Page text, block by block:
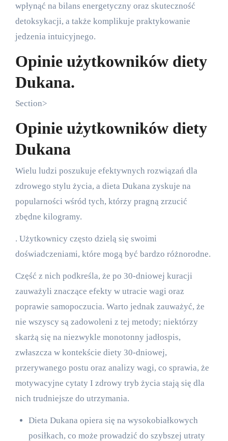
wpłynąć na bilans energetyczny oraz skuteczność
detoksykacji, a także komplikuje praktykowanie
jedzenia intuicyjnego.
Opinie użytkowników diety
Dukana.
Section>
Opinie użytkowników diety
Dukana
Wielu ludzi poszukuje efektywnych rozwiązań dla
zdrowego stylu życia, a dieta Dukana zyskuje na
popularności wśród tych, którzy pragną zrzucić
zbędne kilogramy.
. Użytkownicy często dzielą się swoimi
doświadczeniami, które mogą być bardzo różnorodne.
Część z nich podkreśla, że po 30-dniowej kuracji
zauważyli znaczące efekty w utracie wagi oraz
poprawie samopoczucia. Warto jednak zauważyć, że
nie wszyscy są zadowoleni z tej metody; niektórzy
skarżą się na niezwykle monotonny jadłospis,
zwłaszcza w kontekście diety 30-dniowej,
przerywanego postu oraz analizy wagi, co sprawia, że
motywacyjne cytaty I zdrowy tryb życia stają się dla
nich trudniejsze do utrzymania.
Dieta Dukana opiera się na wysokobiałkowych
posiłkach, co może prowadzić do szybszej utraty